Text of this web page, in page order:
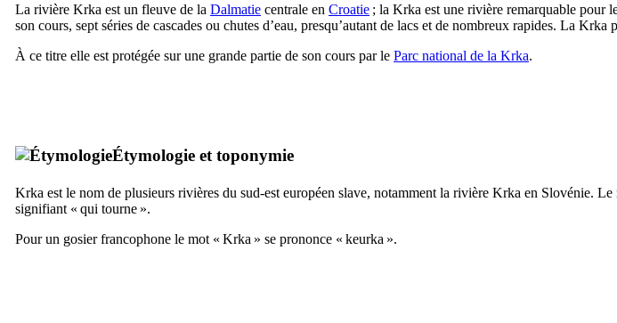
La rivière Krka est un fleuve de la Dalmatie centrale en Croatie ; la Krka est une rivière remarquable pour
son cours, sept séries de cascades ou chutes d’eau, presqu’autant de lacs et de nombreux rapides. La Krka
À ce titre elle est protégée sur une grande partie de son cours par le Parc national de la Krka.
Étymologie et toponymie
Krka est le nom de plusieurs rivières du sud-est européen slave, notamment la rivière Krka en Slovénie. Le
signifiant « qui tourne ».
Pour un gosier francophone le mot « Krka » se prononce « keurka ».